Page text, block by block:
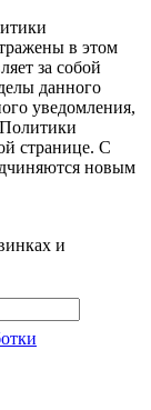
в этом
за собой
данного
уведомления,
странице. С
новым
и